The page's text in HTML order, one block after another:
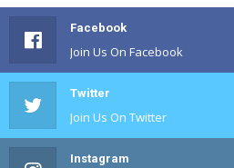
Facebook
Join Us On Facebook
Twitter
Join Us On Twitter
Instagram